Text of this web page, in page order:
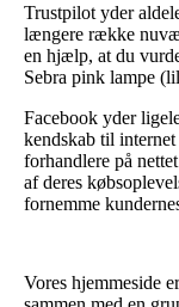
Trustpilot yder
længere række
en hjælp, at du
Sebra pink lampe
Facebook yder
kendskab til
forhandlere på
af deres
fornemme
Vores hjemmeside